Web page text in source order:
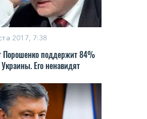
2017, 7:38
Порошенко поддержит 84%
Его ненавидят